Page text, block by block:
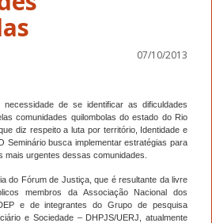
07/10/2013
de se identificar as dificuldades
comunidades quilombolas do estado do Rio
diz respeito a luta por território, Identidade e
Seminário busca implementar estratégias para
mais urgentes dessas comunidades.
do Fórum de Justiça, que é resultante da livre
membros da Associação Nacional dos
e de integrantes do Grupo de pesquisa
e Sociedade – DHPJS/UERJ, atualmente